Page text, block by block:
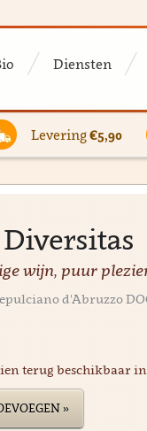
Diensten
Levering€5,90
Diversitas
wijn, puur
d'Abruzzo
terug beschikbaar
»